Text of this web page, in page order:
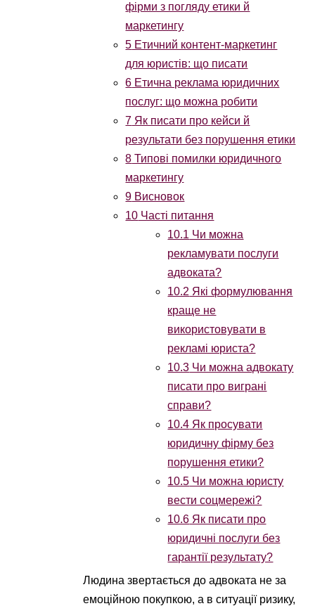
фірми з погляду етики й
маркетингу
5 Етичний контент-маркетинг
для юристів: що писати
6 Етична реклама юридичних
послуг: що можна робити
7 Як писати про кейси й
результати без порушення етики
8 Типові помилки юридичного
маркетингу
9 Висновок
10 Часті питання
10.1 Чи можна
рекламувати послуги
адвоката?
10.2 Які формулювання
краще не
використовувати в
рекламі юриста?
10.3 Чи можна адвокату
писати про виграні
справи?
10.4 Як просувати
юридичну фірму без
порушення етики?
10.5 Чи можна юристу
вести соцмережі?
10.6 Як писати про
юридичні послуги без
гарантії результату?
Людина звертається до адвоката не за
емоційною покупкою, а в ситуації ризику,